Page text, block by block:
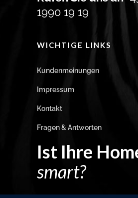
1990 19 19
WICHTIGE LINKS
Kundenmeinungen
Impressum
Kontakt
Fragen & Antworten
Ist Ihre
smart?